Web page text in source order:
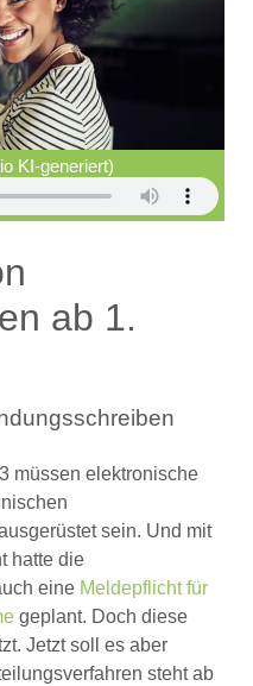
KI-generiert)
ab 1.
müssen elektronische
sein. Und mit
hatte die
eine Meldepflicht für
geplant. Doch diese
Jetzt soll es aber
steht ab